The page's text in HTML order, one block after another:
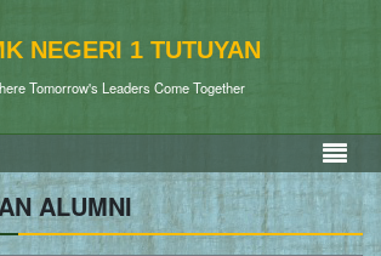
NEGERI 1 TUTUYAN
Tomorrow's Leaders Come Together
ALUMNI